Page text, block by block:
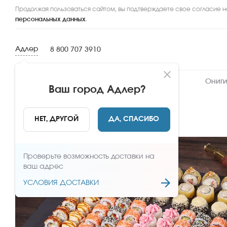
Продолжая пользоваться сайтом, вы подтверждаете свое согласие
персональных данных.
Адлер
Ваш город Адлер?
НЕТ, ДРУГОЙ ДА, СПАСИБО
Проверьте возможность доставки на
ваш адрес
УСЛОВИЯ ДОСТАВКИ
8 800 707 3910
НАЗАД